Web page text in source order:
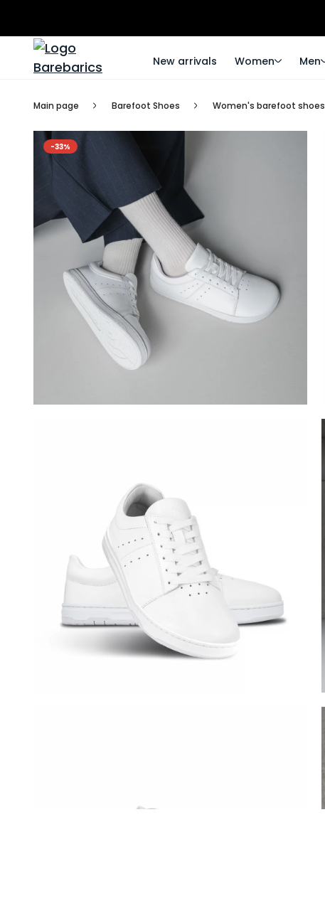
New arrivals Women Men
Main page Barefoot Shoes Women's barefoot shoes
-33%